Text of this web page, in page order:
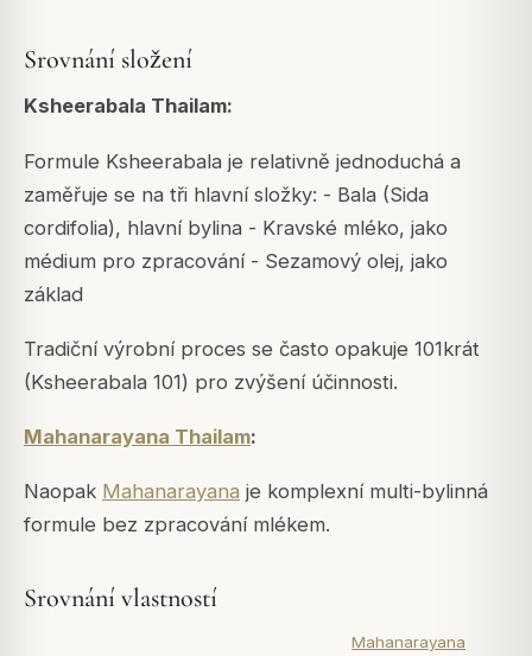
Srovnání složení
Ksheerabala Thailam:
Formule Ksheerabala je relativně jednoduchá a
zaměřuje se na tři hlavní složky: - Bala (Sida
cordifolia), hlavní bylina - Kravské mléko, jako
médium pro zpracování - Sezamový olej, jako
základ
Tradiční výrobní proces se často opakuje 101krát
(Ksheerabala 101) pro zvýšení účinnosti.
Mahanarayana Thailam:
Naopak Mahanarayana je komplexní multi-bylinná
formule bez zpracování mlékem.
Srovnání vlastností
Mahanarayana